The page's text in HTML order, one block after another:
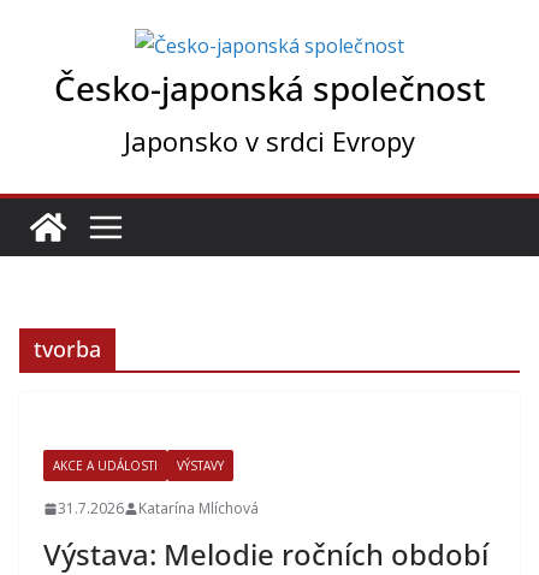
Česko-japonská společnost
Japonsko v srdci Evropy
tvorba
AKCE A UDÁLOSTI VÝSTAVY
31.7.2026 Katarína Mlíchová
Výstava: Melodie ročních období